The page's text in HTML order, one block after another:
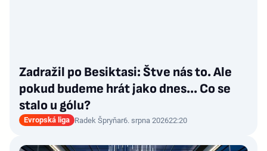
Zadražil po Besiktasi: Štve nás to. Ale
pokud budeme hrát jako dnes... Co se
stalo u gólu?
Evropská liga Radek Špryňar6. srpna 202622:20